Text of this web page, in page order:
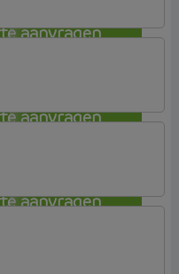
aanvragen
aanvragen
aanvragen